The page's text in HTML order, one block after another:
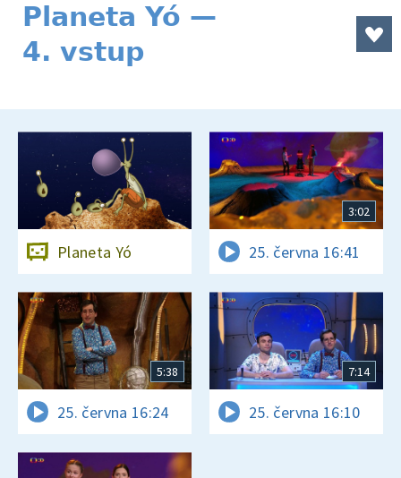
Planeta Yó —
4. vstup
Planeta Yó
3:02
25. června 16:41
5:38
25. června 16:24
7:14
25. června 16:10